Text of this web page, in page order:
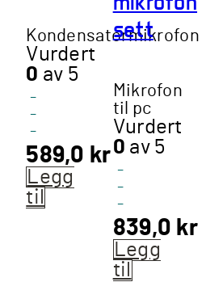
Kondensatormikrofon
Vurdert
0 av 5
-
-
-
589,0 kr
Legg
til
sett
Mikrofon
til pc
Vurdert
0 av 5
-
-
-
839,0 kr
Legg
til